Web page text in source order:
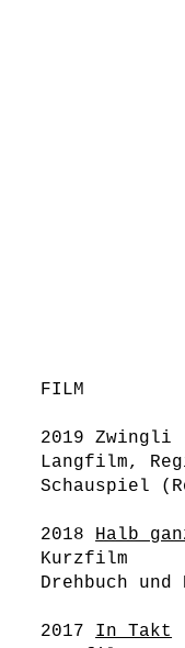
FILM
2019 Zwingli
Langfilm,
Schauspiel
2018 Halb
Kurzfilm
Drehbuch und
2017 In Takt